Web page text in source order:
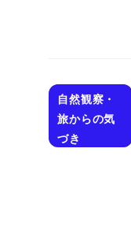
自然観察・
旅からの気
づき